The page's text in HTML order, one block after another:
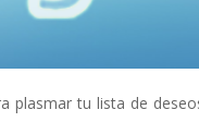
plasmar tu lista de